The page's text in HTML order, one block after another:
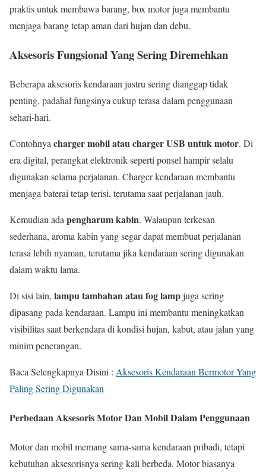
praktis untuk membawa barang, box motor juga membantu
menjaga barang tetap aman dari hujan dan debu.
Aksesoris Fungsional Yang Sering Diremehkan
Beberapa aksesoris kendaraan justru sering dianggap tidak
penting, padahal fungsinya cukup terasa dalam penggunaan
sehari-hari.
Contohnya charger mobil atau charger USB untuk motor. Di
era digital, perangkat elektronik seperti ponsel hampir selalu
digunakan selama perjalanan. Charger kendaraan membantu
menjaga baterai tetap terisi, terutama saat perjalanan jauh.
Kemudian ada pengharum kabin. Walaupun terkesan
sederhana, aroma kabin yang segar dapat membuat perjalanan
terasa lebih nyaman, terutama jika kendaraan sering digunakan
dalam waktu lama.
Di sisi lain, lampu tambahan atau fog lampjuga sering
dipasang pada kendaraan. Lampu ini membantu meningkatkan
visibilitas saat berkendara di kondisi hujan, kabut, atau jalan yang
minim penerangan.
Baca Selengkapnya Disini : Aksesoris Kendaraan Bermotor Yang
Paling Sering Digunakan
Perbedaan Aksesoris Motor Dan Mobil Dalam Penggunaan
Motor dan mobil memang sama-sama kendaraan pribadi, tetapi
kebutuhan aksesorisnya sering kali berbeda. Motor biasanya